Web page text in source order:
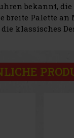
bekannt,
breite Palette
klassisches